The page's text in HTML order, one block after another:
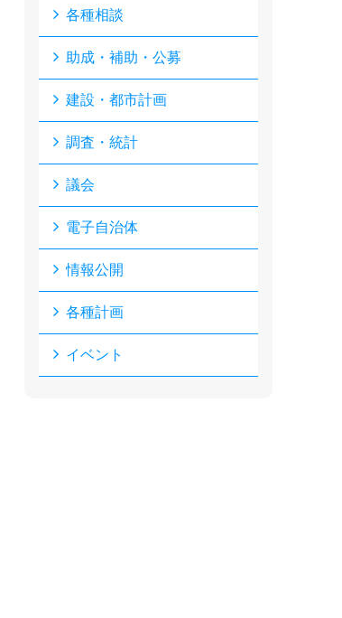
各種相談
助成・補助・公募
建設・都市計画
調査・統計
議会
電子自治体
情報公開
各種計画
イベント